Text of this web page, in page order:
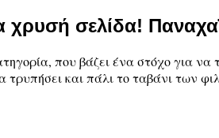
σελίδα!
που βάζει ένα στόχο για
και πάλι το ταβάνι των